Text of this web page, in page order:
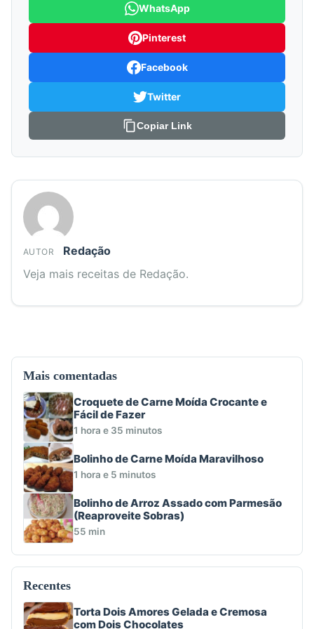
Mais comentadas
Croquete de Carne Moída Crocante e
Fácil de Fazer
1 hora e 35 minutos
Bolinho de Carne Moída Maravilhoso
1 hora e 5 minutos
Bolinho de Arroz Assado com Parmesão
(Reaproveite Sobras)
55 min
Recentes
Torta Dois Amores Gelada e Cremosa
com Dois Chocolates
WhatsApp
Pinterest
Facebook
Twitter
Copiar Link
AUTOR
Redação
Veja mais receitas de Redação.